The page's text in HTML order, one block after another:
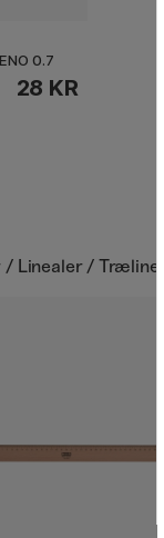
0.7
28 KR
Linealer / Trælineal